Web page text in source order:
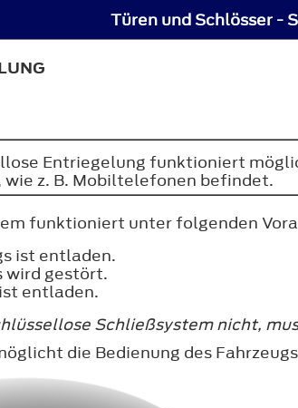
Türen und Schlösser -
Entriegelung funktioniert
z. B. Mobiltelefonen befindet.
funktioniert unter folgenden
ist entladen.
wird gestört.
entladen.
Schließsystem nicht,
die Bedienung des